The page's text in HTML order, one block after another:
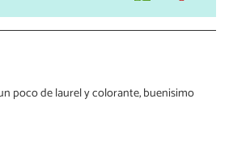
poco de laurel y colorante, buenisimo